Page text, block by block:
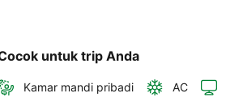
untuk trip Anda
Kamar mandi pribadi AC